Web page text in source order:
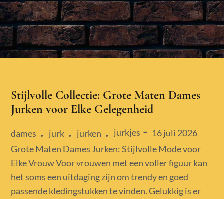
Stijlvolle Collectie: Grote Maten Dames
Jurken voor Elke Gelegenheid
dames jurk jurken jurkjes
Posted
on
16 juli 2026
Grote Maten Dames Jurken: Stijlvolle Mode voor
Elke Vrouw Voor vrouwen met een voller figuur kan
het soms een uitdaging zijn om trendy en goed
passende kledingstukken te vinden. Gelukkig is er